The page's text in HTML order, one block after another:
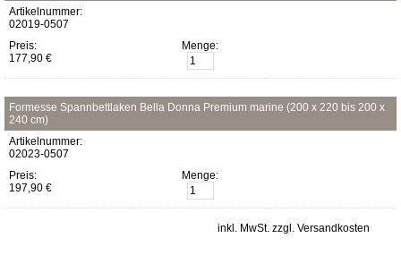
Artikelnummer:
02019-0507
Preis:
177,90 €
Menge:
Formesse Spannbettlaken Bella Donna Premium marine (200 x 220 bis 200 x
240 cm)
Artikelnummer:
02023-0507
Preis:
197,90 €
Menge:
inkl. MwSt. zzgl. Versandkosten